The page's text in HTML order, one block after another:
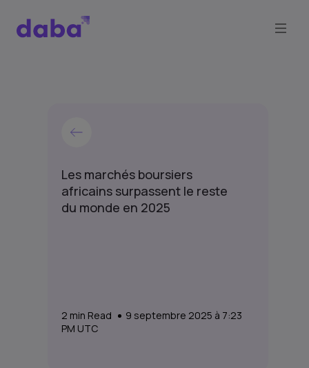
Les marchés boursiers
africains surpassent le reste
du monde en 2025
2 min Read
9 septembre 2025 à 7:23
PM UTC